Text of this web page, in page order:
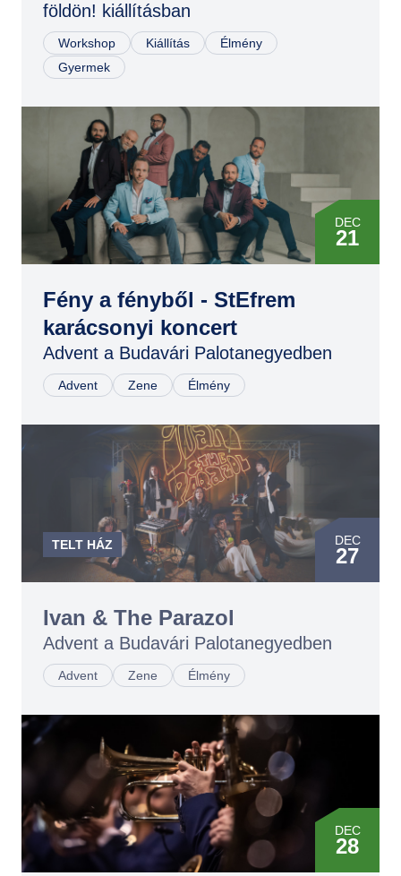
földön! kiállításban
Workshop Kiállítás
Élmény
Gyermek
DEC
21
Fény a fényből - StEfrem
karácsonyi koncert
Advent a Budavári Palotanegyedben
Advent Zene Élmény
DEC
27
TELT HÁZ
Ivan & The Parazol
Advent a Budavári Palotanegyedben
Advent Zene Élmény
DEC
28